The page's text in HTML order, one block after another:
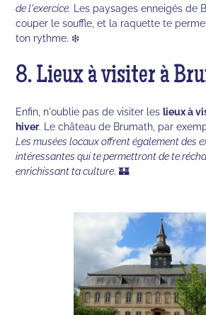
de l'exercice. Les paysages enneigés de
couper le souffle, et la raquette te
ton rythme. ❄️
8. Lieux à visiter à
Enfin, n'oublie pas de visiter leslieux à
hiver. Le château de Brumath, par
Les musées locaux offrent également des
intéressantes qui te permettront de te
enrichissant ta culture. 🏰